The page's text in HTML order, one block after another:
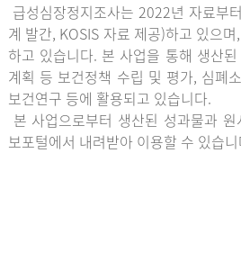
급성심장정지조사는 2022년 자료부
계 발간, KOSIS 자료 제공)하고 있으
하고 있습니다. 본 사업을 통해 생산
계획 등 보건정책 수립 및 평가, 심폐
보건연구 등에 활용되고 있습니다.
본 사업으로부터 생산된 성과물과
보포털에서 내려받아 이용할 수 있습